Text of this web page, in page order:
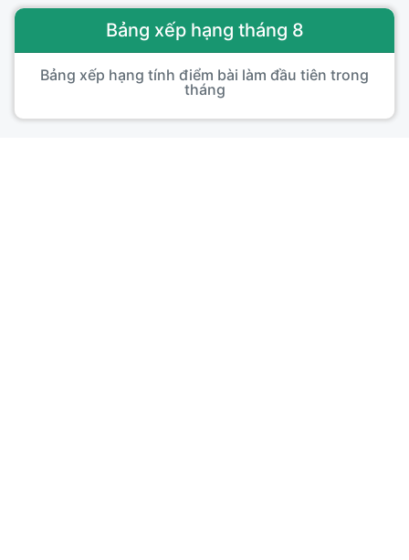
Bảng xếp hạng tháng 8
Bảng xếp hạng tính điểm bài làm đầu tiên trong
tháng